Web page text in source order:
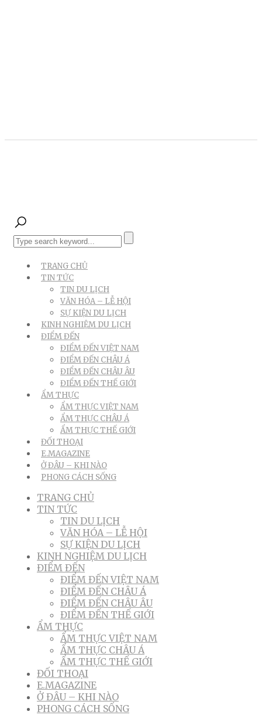
TRANG CHỦ
TIN TỨC
TIN DU LỊCH
VĂN HÓA – LỄ HỘI
SỰ KIỆN DU LỊCH
KINH NGHIỆM DU LỊCH
ĐIỂM ĐẾN
ĐIỂM ĐẾN VIỆT NAM
ĐIỂM ĐẾN CHÂU Á
ĐIỂM ĐẾN CHÂU ÂU
ĐIỂM ĐẾN THẾ GIỚI
ẨM THỰC
ẨM THỰC VIỆT NAM
ẨM THỰC CHÂU Á
ẨM THỰC THẾ GIỚI
ĐỐI THOẠI
E.MAGAZINE
Ở ĐÂU – KHI NÀO
PHONG CÁCH SỐNG
TRANG CHỦ
TIN TỨC
TIN DU LỊCH
VĂN HÓA – LỄ HỘI
SỰ KIỆN DU LỊCH
KINH NGHIỆM DU LỊCH
ĐIỂM ĐẾN
ĐIỂM ĐẾN VIỆT NAM
ĐIỂM ĐẾN CHÂU Á
ĐIỂM ĐẾN CHÂU ÂU
ĐIỂM ĐẾN THẾ GIỚI
ẨM THỰC
ẨM THỰC VIỆT NAM
ẨM THỰC CHÂU Á
ẨM THỰC THẾ GIỚI
ĐỐI THOẠI
E.MAGAZINE
Ở ĐÂU – KHI NÀO
PHONG CÁCH SỐNG